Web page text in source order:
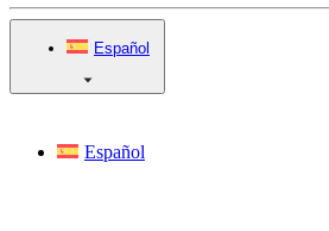
Español
Español